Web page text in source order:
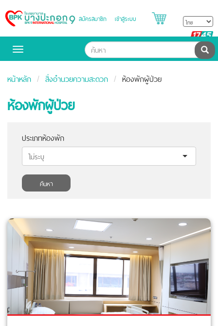
Bangpakok
Hospital
สมัครสมาชิก เข้าสู่ระบบ
Toggle
ค้น
หน้าหลัก สิ่งอำนวยความสะดวก ห้องพักผู้ป่วย
ห้องพักผู้ป่วย
ประเภทห้องพัก
ค้นหา